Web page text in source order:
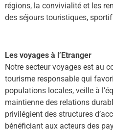
régions, la convivialité et les
des séjours touristiques,
Les voyages à l’Etranger
Notre secteur voyages est au
tourisme responsable qui
populations locales, veille à
maintienne des relations
privilégient des structures
bénéficiant aux acteurs des